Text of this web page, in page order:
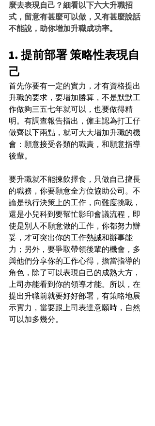
麼去表現自己？細看以下六大升職招
式，留意有甚麼可以做，又有甚麼說話
不能說，助你增加升職成功率。
1. 提前部署 策略性表現自
己
首先你要有一定的實力，才有資格提出
升職的要求，要增加勝算，不是默默工
作做夠三五七年就可以，也要做得精
明。有調查報告指出，僱主認為打工仔
做齊以下兩點，就可大大增加升職的機
會：願意接受各類的職責，和願意指導
後輩。
要升職就不能揀飲擇食，只做自己擅長
的職務，你要願意全方位協助公司。不
論是執行決策上的工作，向難度挑戰，
還是小兒科到要幫忙影印會議流程，即
使是別人不願意做的工作，你都努力辦
妥，才可突出你的工作熱誠和辦事能
力；另外，要爭取帶領後輩的機會，多
與他們分享你的工作心得，擔當指導的
角色，除了可以表現自己的成熟大方，
上司亦能看到你的領導才能。所以，在
提出升職前就要好好部署，有策略地展
示實力，當要跟上司表達意願時，自然
可以加多幾分。